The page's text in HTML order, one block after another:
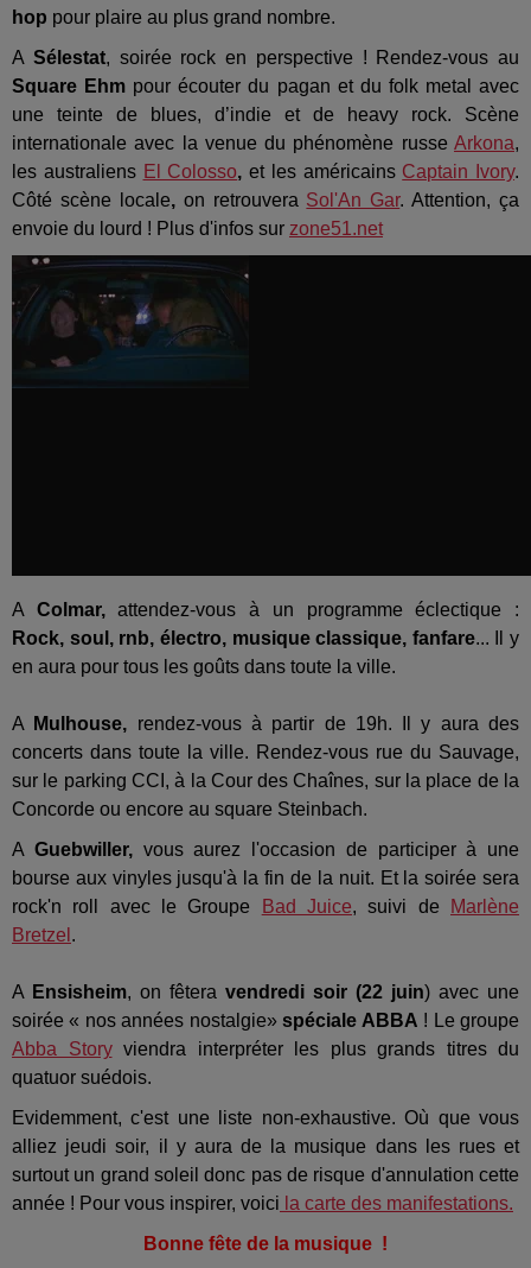
hop pour plaire au plus grand nombre.
A Sélestat, soirée rock en perspective ! Rendez-vous au
Square Ehm pour écouter du pagan et du folk metal avec
une teinte de blues, d’indie et de heavy rock. Scène
internationale avec la venue du phénomène russe Arkona,
les australiens El Colosso, et les américains Captain I vory.
Côté scène locale, on retrouvera Sol'An Gar. Attention, ça
envoie du lourd ! Plus d'infos sur zone51.net
A Colmar,attendez-vous à un programme éclectique :
Rock, soul, rnb, électro, musique classique, fanfare... Il y
en aura pour tous les goûts dans toute la ville.
A Mulhouse, rendez-vous à partir de 19h. Il y aura des
concerts dans toute la ville. Rendez-vous rue du Sauvage,
sur le parking CCI, à la Cour des Chaînes, sur la place de la
Concorde ou encore au square Steinbach.
A Guebwiller, vous aurez l'occasion de participer à une
bourse aux vinyles jusqu'à la fin de la nuit. Et la soirée sera
rock'n roll avec le Groupe
Bad Juice, suivi de
Marlène
Bretzel .
A Ensisheim, on fêtera vendredi soir (22 juin) avec une
soirée « nos années nostalgie»spéciale ABBA ! Le groupe
Abba Storyviendra interpréter les plus grands titres du
quatuor suédois.
Evidemment, c'est une liste non-exhaustive. Où que vous
alliez jeudi soir, il y aura de la musique dans les rues et
surtout un grand soleil donc pas de risque d'annulation cette
année ! Pour vous inspirer, voici la carte des manifestations.
Bonne fête de la musique !